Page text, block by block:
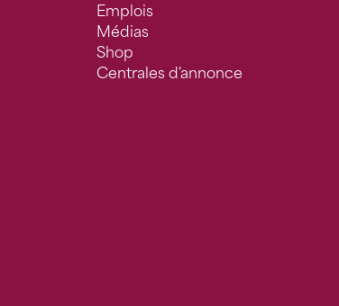
Emplois
Médias
Shop
Centrales d'annonce